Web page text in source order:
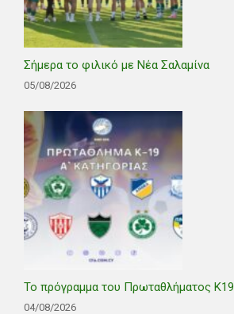
Σήμερα το φιλικό με Νέα Σαλαμίνα
05/08/2026
Το πρόγραμμα του Πρωταθλήματος Κ19
04/08/2026